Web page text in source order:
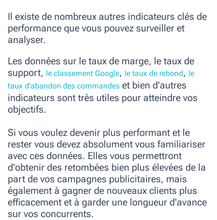
Il existe de nombreux autres indicateurs clés de
performance que vous pouvez surveiller et
analyser.
Les données sur le taux de marge, le taux de
support, le classement Google, le taux de rebond, le
taux d'abandon des commandes et bien d'autres
indicateurs sont très utiles pour atteindre vos
objectifs.
Si vous voulez devenir plus performant et le
rester vous devez absolument vous familiariser
avec ces données. Elles vous permettront
d'obtenir des retombées bien plus élevées de la
part de vos campagnes publicitaires, mais
également à gagner de nouveaux clients plus
efficacement et à garder une longueur d'avance
sur vos concurrents.